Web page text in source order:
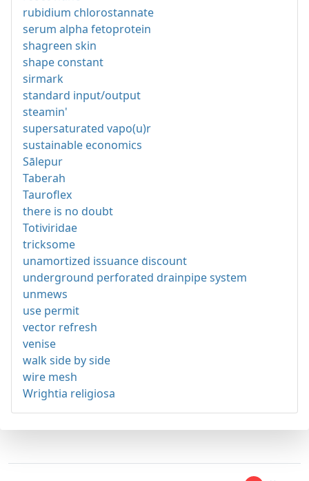
rubidium chlorostannate
serum alpha fetoprotein
shagreen skin
shape constant
sirmark
standard input/output
steamin'
supersaturated vapo(u)r
sustainable economics
Sālepur
Taberah
Tauroflex
there is no doubt
Totiviridae
tricksome
unamortized issuance discount
underground perforated drainpipe system
unmews
use permit
vector refresh
venise
walk side by side
wire mesh
Wrightia religiosa